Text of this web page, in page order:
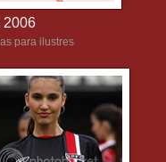
2006
para ilustres